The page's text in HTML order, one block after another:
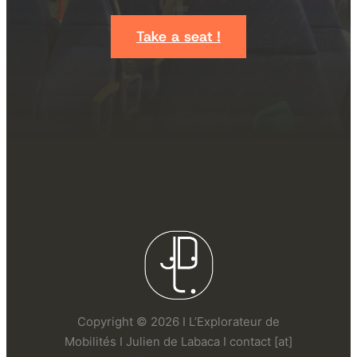
Take a seat !
Copyright © 2026 I L’Explorateur de
Mobilités I Julien de Labaca I contact [at]